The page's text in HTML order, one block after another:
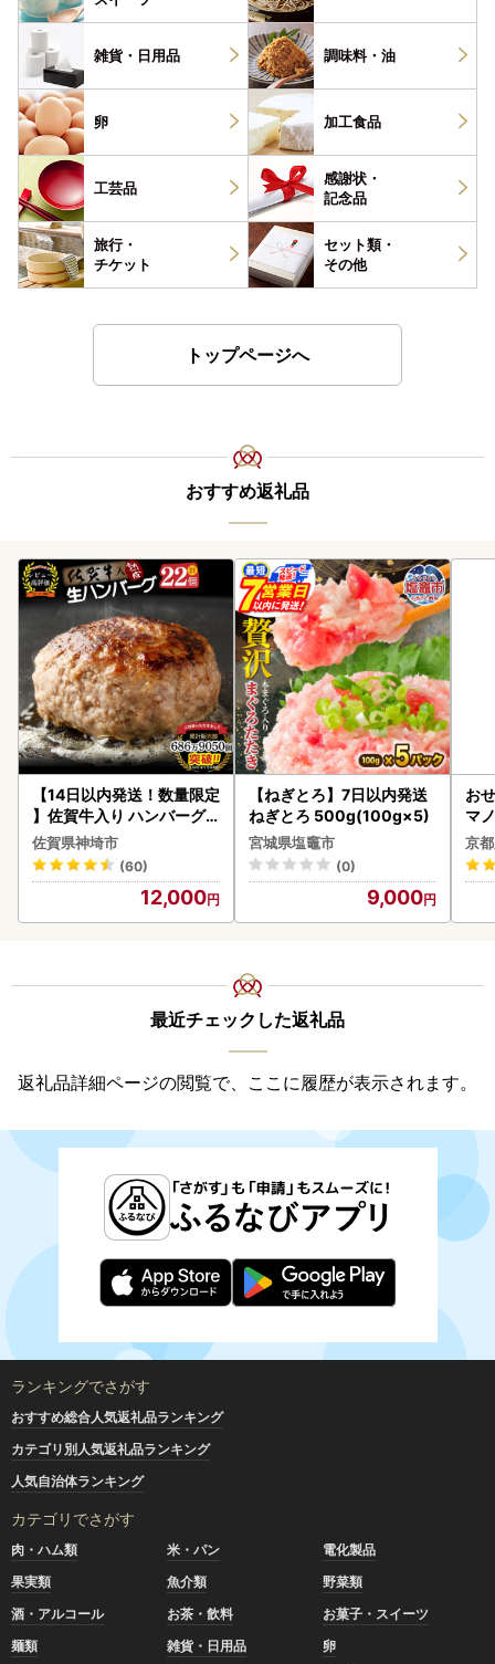
雑貨・ 日用品 調味料・ 油
卵 加工食品
工芸品
感謝状・
記念品
旅行・
チケット
セット類・
その他
トップページへ
おすすめ返礼品
【14日以内発送！数量限定
】佐賀牛入り ハンバーグ 2
2個 2.6kg(120g×22個)(H
083106)
佐賀県神埼市
(60)
12,000
【ねぎとろ】7日以内発送
ねぎとろ 500g(100g×5)
宮城県塩竈市
(0)
9,000
お
マ
京
最近チェックした返礼品
返礼品詳細ページの閲覧で、ここに履歴が表示されます。
ランキングでさがす
おすすめ総合人気返礼品ランキング
カテゴリ別人気返礼品ランキング
人気自治体ランキング
カテゴリでさがす
肉・ハム類 米・パン
電化製品
果実類
魚介類
野菜類
酒・アルコール
お茶・飲料
お菓子・スイーツ
麺類
雑貨・日用品
卵